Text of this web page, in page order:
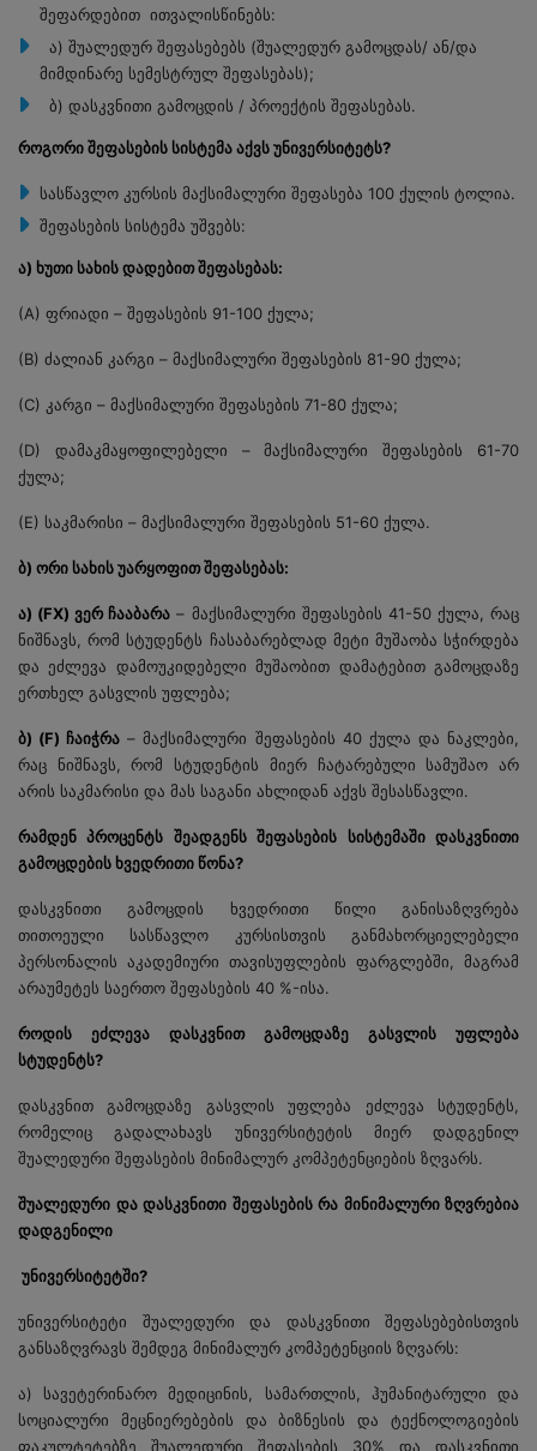
ᲣᲜᲘᲕᲔᲠᲡᲘᲢᲔᲢᲨᲘ
ᲐᲓᲛᲘᲜᲘᲡᲢᲠᲐᲪᲘᲣᲚᲘ ᲞᲔᲠᲡᲝᲜᲐᲚᲘ
ᲡᲐᲛᲔᲪᲜᲘᲔᲠᲝ ᲑᲐᲖᲔᲑᲘ
ᲘᲜᲝᲕᲐᲪᲘᲣᲠᲘ ᲡᲬᲐᲕᲚᲔᲑᲐ
ᲞᲔᲠᲡᲝᲜᲐᲚᲘ
ᲞᲔᲠᲡᲝᲜᲐᲚᲘ
ᲩᲐᲛᲝᲜᲐᲗᲕᲐᲚᲘ
ᲐᲓᲛᲘᲜᲘᲡᲢᲠᲐᲪᲘᲐ
ᲮᲨᲘᲠᲐᲓ ᲓᲐᲡᲛᲣᲚᲘ ᲙᲘᲗᲮᲕᲔᲑᲘ
ᲡᲢᲣᲓᲔᲜᲢᲗᲐ ᲓᲐ
ᲙᲣᲠᲡᲓᲐᲛᲗᲐᲕᲠᲔᲑᲣᲚᲗᲐ ᲛᲝᲛᲡᲐᲮᲣᲠᲔᲑᲘᲡ
ᲪᲔᲜᲢᲠᲘ
ᲡᲢᲣᲓᲔᲜᲢᲣᲠᲘ ᲪᲮᲝᲕᲠᲔᲑᲐ
ᲡᲐᲛᲔᲪᲜᲘᲔᲠᲝ ᲟᲣᲠᲜᲐᲚᲘ
ᲡᲐᲛᲐᲠᲗᲐᲚᲘ ᲓᲐ ᲛᲡᲝᲤᲚᲘᲝ
ᲡᲐᲔᲠᲗᲐᲨᲝᲠᲘᲡᲝ ᲙᲝᲜᲤᲔᲠᲔᲜᲪᲘᲔᲑᲘ
ᲒᲚᲝᲑᲐᲚᲘᲖᲐᲪᲘᲘᲡ ᲔᲙᲝᲜᲝᲛᲘᲙᲣᲠᲘ ᲓᲐ
ᲡᲝᲪᲘᲐᲚᲣᲠᲘ ᲞᲠᲝᲑᲚᲔᲛᲔᲑᲘᲡ ᲙᲕᲚᲔᲕᲘᲡ
ᲘᲜᲡᲢᲘᲢᲣᲢᲘ
ᲡᲐᲛᲔᲪᲜᲘᲔᲠᲝ ᲟᲣᲠᲜᲐᲚᲘ
ᲛᲔᲓᲘᲪᲘᲜᲘᲡ ᲙᲕᲚᲔᲕᲘᲗᲘ ᲘᲜᲡᲢᲘᲢᲣᲢᲘ
ᲐᲜᲓᲠᲘᲐ ᲐᲤᲐᲥᲘᲫᲘᲡ ᲡᲐᲮᲔᲚᲝᲑᲘᲡ
ᲐᲠᲥᲔᲝᲚᲝᲒᲘᲘᲡ ᲘᲜᲡᲢᲘᲢᲣᲢᲘ
ᲡᲐᲔᲠᲗᲐᲨᲝᲠᲘᲡᲝ ᲙᲝᲜᲤᲔᲠᲔᲜᲪᲘᲐ
ᲡᲐᲔᲠᲗᲐᲨᲝᲠᲘᲡᲝ ᲡᲢᲣᲓᲔᲜᲢᲔᲑᲘᲡ ᲛᲘᲦᲔᲑᲐ
ᲡᲘᲐᲮᲚᲔᲔᲑᲘ
შეფარდებით ითვალისწინებს:
ა) შუალედურ შეფასებებს (შუალედურ გამოცდას/ ან/და
მიმდინარე სემესტრულ შეფასებას);
ბ) დასკვნითი გამოცდის / პროექტის შეფასებას.
როგორი შეფასების სისტემა აქვს უნივერსიტეტს?
სასწავლო კურსის მაქსიმალური შეფასება 100 ქულის ტოლია.
შეფასების სისტემა უშვებს:
ა) ხუთი სახის დადებით შეფასებას:
(A) ფრიადი – შეფასების 91-100 ქულა;
(B) ძალიან კარგი – მაქსიმალური შეფასების 81-90 ქულა;
(C) კარგი – მაქსიმალური შეფასების 71-80 ქულა;
(D) დამაკმაყოფილებელი – მაქსიმალური შეფასების 61-70
ქულა;
(E) საკმარისი – მაქსიმალური შეფასების 51-60 ქულა.
ბ) ორი სახის უარყოფით შეფასებას:
ა) (FX) ვერ ჩააბარა – მაქსიმალური შეფასების 41-50 ქულა, რაც
ნიშნავს, რომ სტუდენტს ჩასაბარებლად მეტი მუშაობა სჭირდება
და ეძლევა დამოუკიდებელი მუშაობით დამატებით გამოცდაზე
ერთხელ გასვლის უფლება;
ბ) (F) ჩაიჭრა – მაქსიმალური შეფასების 40 ქულა და ნაკლები,
რაც ნიშნავს, რომ სტუდენტის მიერ ჩატარებული სამუშაო არ
არის საკმარისი და მას საგანი ახლიდან აქვს შესასწავლი.
რამდენ პროცენტს შეადგენს შეფასების სისტემაში დასკვნითი
გამოცდების ხვედრითი წონა?
დასკვნითი გამოცდის ხვედრითი წილი განისაზღვრება
თითოეული სასწავლო კურსისთვის განმახორციელებელი
პერსონალის აკადემიური თავისუფლების ფარგლებში, მაგრამ
არაუმეტეს საერთო შეფასების 40 %-ისა.
როდის ეძლევა დასკვნით გამოცდაზე გასვლის უფლება
სტუდენტს?
დასკვნით გამოცდაზე გასვლის უფლება ეძლევა სტუდენტს,
რომელიც გადალახავს უნივერსიტეტის მიერ დადგენილ
შუალედური შეფასების მინიმალურ კომპეტენციების ზღვარს.
შუალედური და დასკვნითი შეფასების რა მინიმალური ზღვრებია
დადგენილი
უნივერსიტეტში?
უნივერსიტეტი შუალედური და დასკვნითი შეფასებებისთვის
განსაზღვრავს შემდეგ მინიმალურ კომპეტენციის ზღვარს:
ა) სავეტერინარო მედიცინის, სამართლის, ჰუმანიტარული და
სოციალური მეცნიერებების და ბიზნესის და ტექნოლოგიების
ფაკულტეტებზე შუალედური შეფასების 30% და დასკვნითი